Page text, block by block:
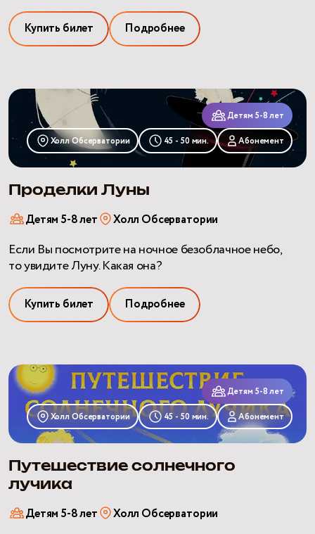
Купить билет Подробнее
Проделки
Луны
Детям 5-8 лет
Холл Обсерватории 45 - 50 мин. Абонемент
Проделки Луны
Детям 5-8 лет Холл Обсерватории
Если Вы посмотрите на ночное безоблачное небо,
то увидите Луну. Какая она?
Купить билет Подробнее
Путешествие
солнечного
лучика
Детям 5-8 лет
Холл Обсерватории 45 - 50 мин. Абонемент
Путешествие солнечного
лучика
Детям 5-8 лет Холл Обсерватории